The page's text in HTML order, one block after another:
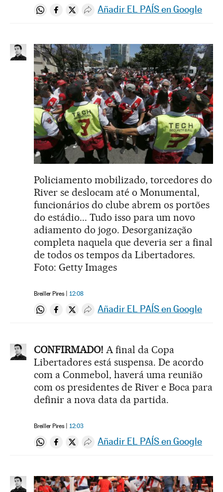
Compartir en Whatsapp
Compartir en Facebook
Compartir en Twitter
Desplegar Redes Sociales
Añadir EL PAÍS en Google
Policiamento mobilizado, torcedores do
River se deslocam até o Monumental,
funcionários do clube abrem os portões
do estádio... Tudo isso para um novo
adiamento do jogo. Desorganização
completa naquela que deveria ser a final
de todos os tempos da Libertadores.
Foto: Getty Images
Breiller Pires 12:08
Compartir en Whatsapp
Compartir en Facebook
Compartir en Twitter
Desplegar Redes Sociales
Añadir EL PAÍS en Google
CONFIRMADO! A final da Copa
Libertadores está suspensa. De acordo
com a Conmebol, haverá uma reunião
com os presidentes de River e Boca para
definir a nova data da partida.
Breiller Pires 12:03
Compartir en Whatsapp
Compartir en Facebook
Compartir en Twitter
Desplegar Redes Sociales
Añadir EL PAÍS en Google